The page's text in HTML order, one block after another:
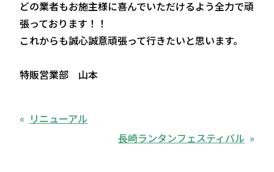
どの業者もお施主様に喜んでいただけるよう全力で頑
張っております！！
これからも誠心誠意頑張って行きたいと思います。
特販営業部 山本
リニューアル
長崎ランタンフェスティバル